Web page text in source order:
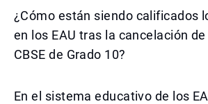
¿Cómo están siendo calificados
en los EAU tras la cancelación
CBSE de Grado 10?
En el sistema educativo de los